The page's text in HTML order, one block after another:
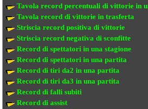
Tavola record percentuali di vittorie in
Tavola record di vittorie in trasferta
Striscia record positiva di vittorie
Striscia record negativa di sconfitte
Record di spettatori in una stagione
Record di spettatori in una partita
Record di tiri da2 in una partita
Record di tiri da3 in una partita
Record di falli subiti
Record di assist